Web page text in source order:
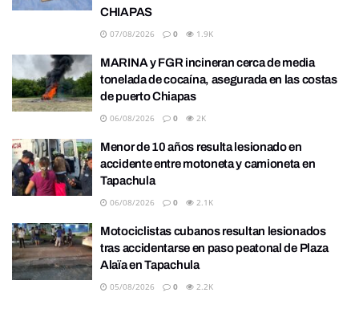
CHIAPAS
07/08/2026 0 1.9K
MARINA y FGR incineran cerca de media
tonelada de cocaína, asegurada en las costas
de puerto Chiapas
06/08/2026 0 2K
Menor de 10 años resulta lesionado en
accidente entre motoneta y camioneta en
Tapachula
06/08/2026 0 2.1K
Motociclistas cubanos resultan lesionados
tras accidentarse en paso peatonal de Plaza
Alaïa en Tapachula
05/08/2026 0 2.2K